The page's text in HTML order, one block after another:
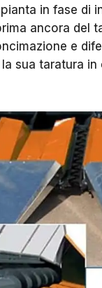
in fase di
ancora del
e
sua taratura